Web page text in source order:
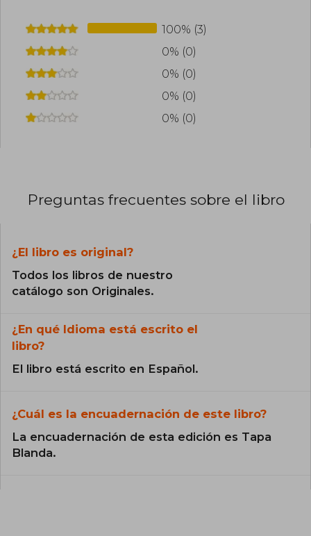
100% (3)
0% (0)
0% (0)
0% (0)
0% (0)
Preguntas frecuentes sobre el libro
¿El libro es original?
Todos los libros de nuestro
catálogo son Originales.
¿En qué Idioma está escrito el
libro?
El libro está escrito en Español.
¿Cuál es la encuadernación de este libro?
La encuadernación de esta edición es Tapa
Blanda.